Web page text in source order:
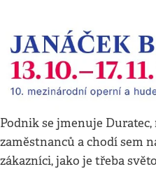
Podnik se jmenuje
zaměstnanců a chodí sem
zákazníci, jako je třeba